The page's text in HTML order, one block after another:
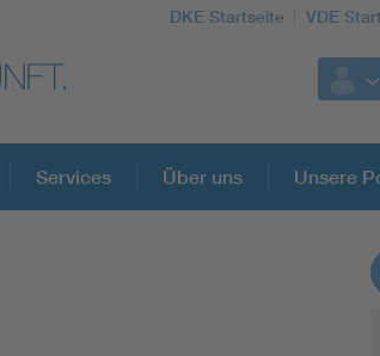
DKE Startseite VDE
im Kontext der
Services Über uns Unsere